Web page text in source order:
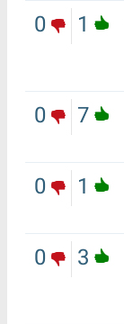
1
0
7
0
1
0
3
0